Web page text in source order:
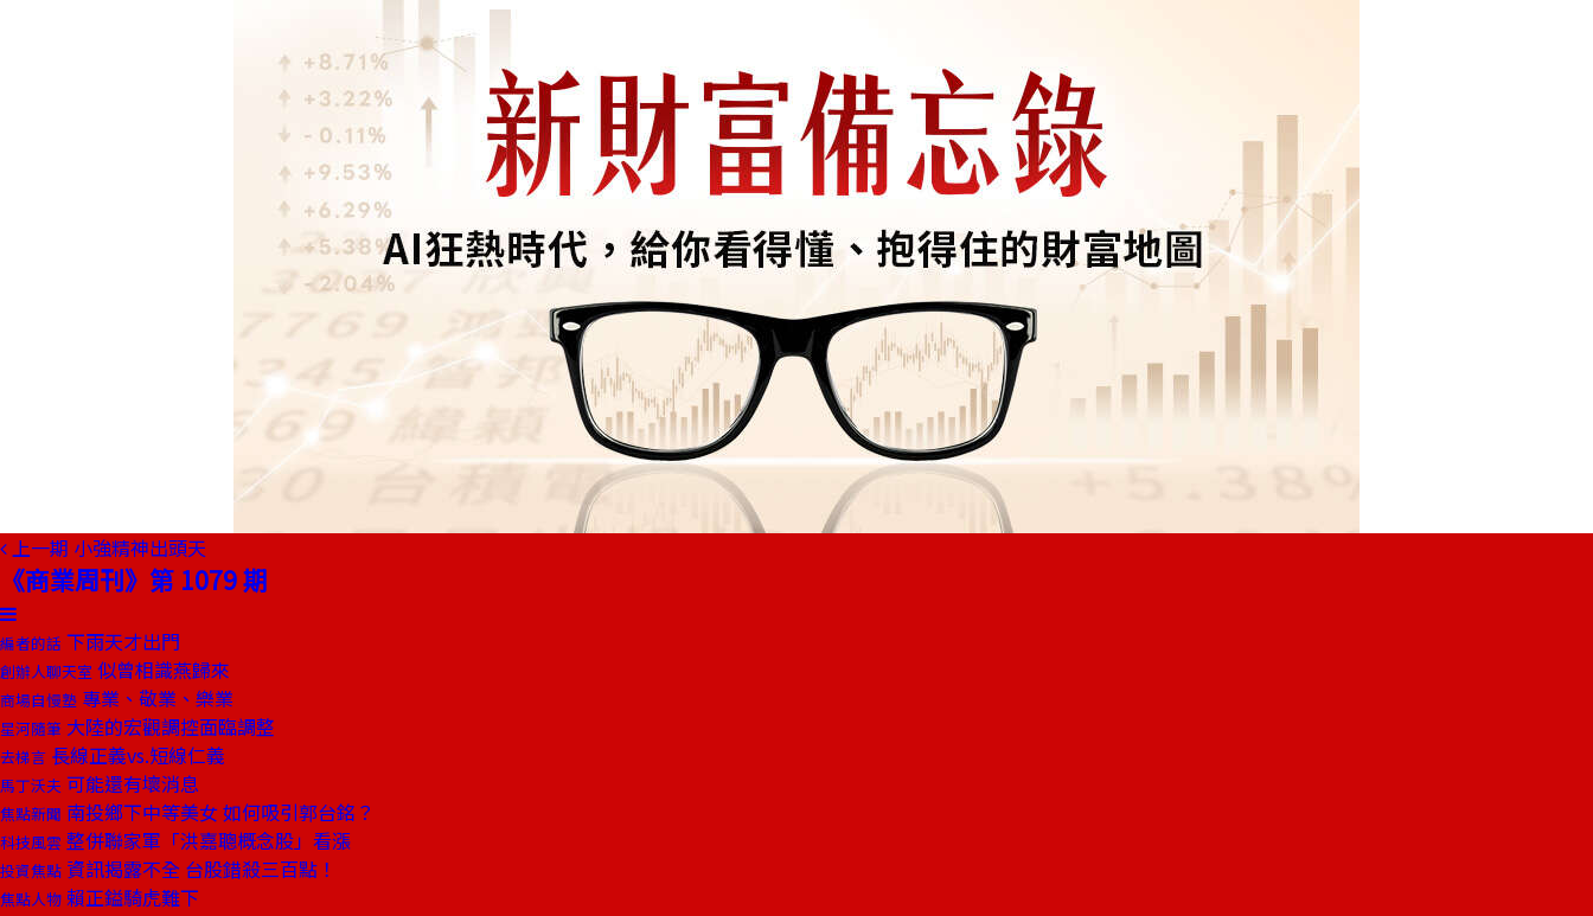
上一期 小強精神出頭天
《商業周刊》第 1079 期
編者的話 下雨天才出門
創辦人聊天室 似曾相識燕歸來
商場自慢塾 專業、敬業、樂業
星河隨筆 大陸的宏觀調控面臨調整
去梯言 長線正義vs.短線仁義
馬丁沃夫 可能還有壞消息
焦點新聞 南投鄉下中等美女 如何吸引郭台銘？
科技風雲 整併聯家軍「洪嘉聰概念股」看漲
投資焦點 資訊揭露不全 台股錯殺三百點！
焦點人物 賴正鎰騎虎難下